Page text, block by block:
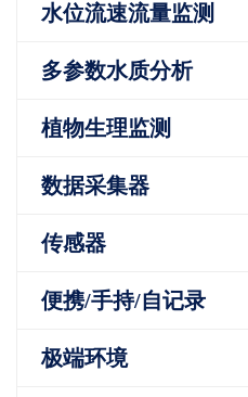
水位流速流量监测
多参数水质分析
植物生理监测
数据采集器
传感器
便携/手持/自记录
极端环境